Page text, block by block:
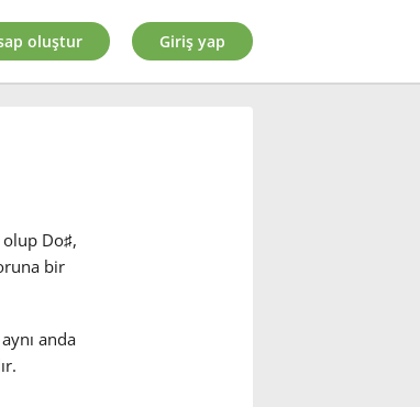
oluştur Giriş yap
olup Do♯,
bir
anda